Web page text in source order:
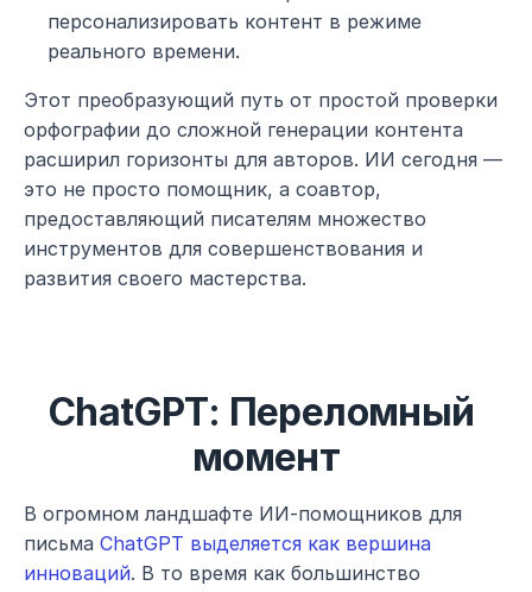
персонализировать контент в режиме
реального времени.
Этот преобразующий путь от простой проверки
орфографии до сложной генерации контента
расширил горизонты для авторов. ИИ сегодня —
это не просто помощник, а соавтор,
предоставляющий писателям множество
инструментов для совершенствования и
развития своего мастерства.
ChatGPT: Переломный
момент
В огромном ландшафте ИИ-помощников для
письма ChatGPT выделяется как вершина
инноваций. В то время как большинство